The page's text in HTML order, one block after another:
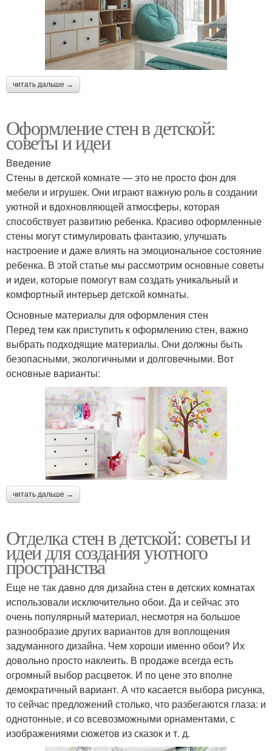
читать дальше →
Оформление стен в детской:
советы и идеи
Введение
Стены в детской комнате — это не просто фон для
мебели и игрушек. Они играют важную роль в создании
уютной и вдохновляющей атмосферы, которая
способствует развитию ребенка. Красиво оформленные
стены могут стимулировать фантазию, улучшать
настроение и даже влиять на эмоциональное состояние
ребенка. В этой статье мы рассмотрим основные советы
и идеи, которые помогут вам создать уникальный и
комфортный интерьер детской комнаты.
Основные материалы для оформления стен
Перед тем как приступить к оформлению стен, важно
выбрать подходящие материалы. Они должны быть
безопасными, экологичными и долговечными. Вот
основные варианты:
читать дальше →
Отделка стен в детской: советы и
идеи для создания уютного
пространства
Еще не так давно для дизайна стен в детских комнатах
использовали исключительно обои. Да и сейчас это
очень популярный материал, несмотря на большое
разнообразие других вариантов для воплощения
задуманного дизайна. Чем хороши именно обои? Их
довольно просто наклеить. В продаже всегда есть
огромный выбор расцветок. И по цене это вполне
демократичный вариант. А что касается выбора рисунка,
то сейчас предложений столько, что разбегаются глаза: и
однотонные, и со всевозможными орнаментами, с
изображениями сюжетов из сказок и т. д.